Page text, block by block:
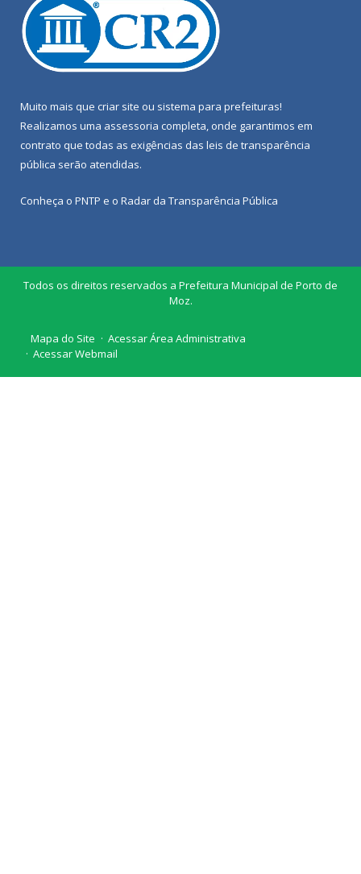
Muito mais que criar site ou sistema para prefeituras!
Realizamos uma assessoria completa, onde garantimos em
contrato que todas as exigências das leis de transparência
pública serão atendidas.
Conheça o PNTP e o Radar da Transparência Pública
Todos os direitos reservados a Prefeitura Municipal de Porto de
Moz.
Mapa do Site
Acessar Área Administrativa
Acessar Webmail